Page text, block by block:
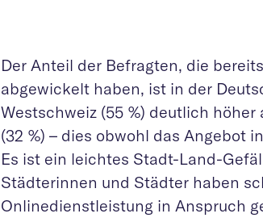
Der Anteil der Befragten, die
abgewickelt haben, ist in der
Westschweiz (55 %) deutlich
(32 %) – dies obwohl das Angebot
Es ist ein leichtes Stadt-Land-
Städterinnen und Städter haben
Onlinedienstleistung in Anspruch